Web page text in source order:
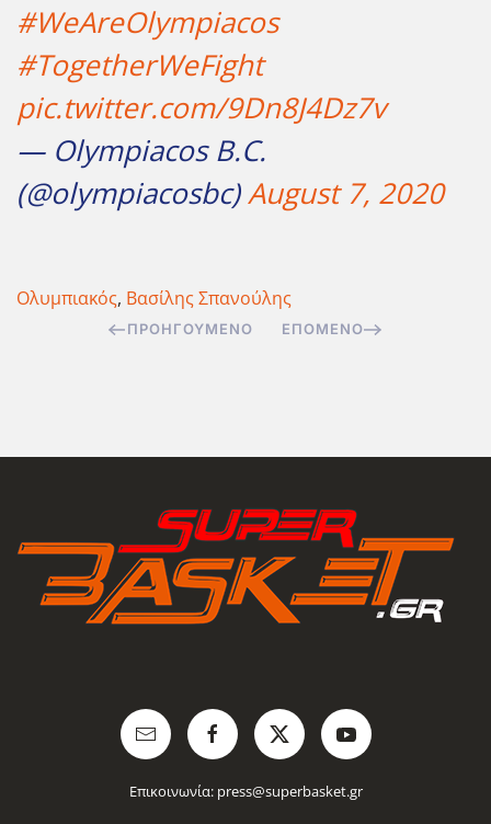
#WeAreOlympiacos
#TogetherWeFight
pic.twitter.com/9Dn8J4Dz7v
— Olympiacos B.C.
(@olympiacosbc)August 7, 2020
Ολυμπιακός, Βασίλης Σπανούλης
ΠΡΟΗΓΟΎΜΕΝΟ ΕΠΌΜΕΝΟ
Επικοινωνία: press@superbasket.gr